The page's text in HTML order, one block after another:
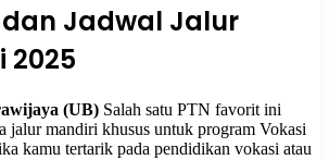
dan Jadwal Jalur
2025
(UB) Salah satu PTN favorit ini
jalur mandiri khusus untuk program Vokasi
kamu tertarik pada pendidikan vokasi atau